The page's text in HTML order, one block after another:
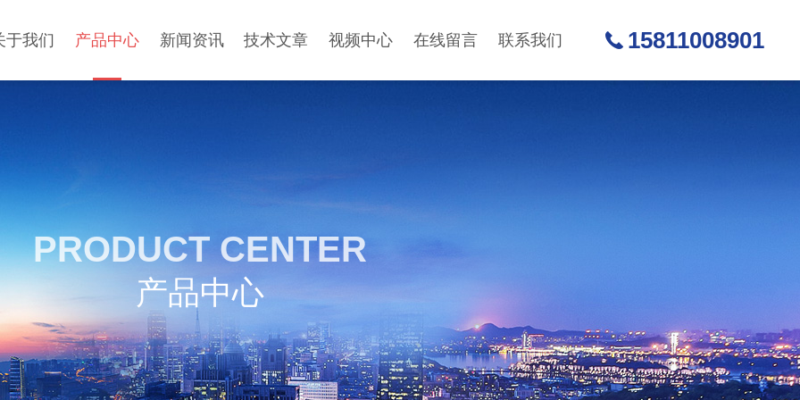
于我们 产品中心 新闻资讯 技术文章 视频中心 在线留言 联系我们 15811008901
PRODUCT CENTER
产品中心